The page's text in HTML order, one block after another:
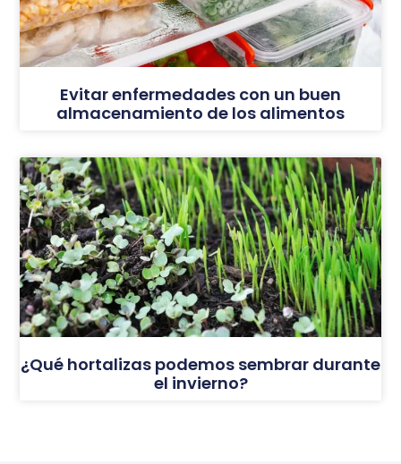
Evitar enfermedades con un buen
almacenamiento de los alimentos
¿Qué hortalizas podemos sembrar durante
el invierno?